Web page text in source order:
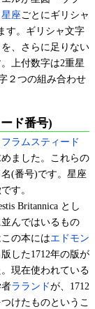
星座ごとにギリシャ
す。ギリシャ文字
、さらに足りない
上付数字は2重星
２つの組み合わせ
ド番号)
ラムスティード
ました。これらの
(番号)です。星座
す。
Britannica とし
んではいるもの
の本にはエドモン
した1712年の版が
現在使われている
ラランドが、1712
けたものというこ